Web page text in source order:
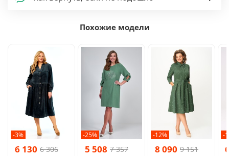
Похожие модели
-3%
6 130 6 306
-25%
5 508 7 357
-12%
8 090 9 151
-